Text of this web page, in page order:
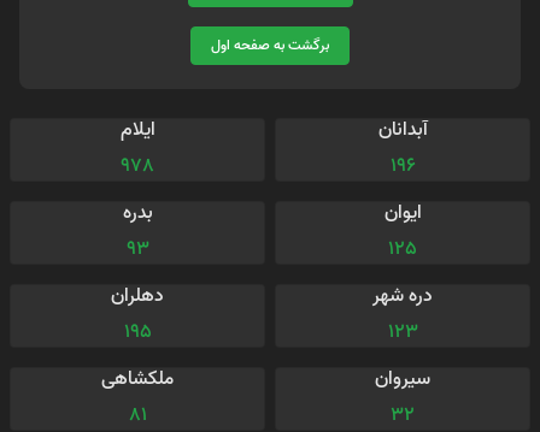
برگشت به صفحه اول
آبدانان
196
ایلام
978
ایوان
125
بدره
93
دره شهر
123
دهلران
195
سیروان
32
ملکشاهی
81